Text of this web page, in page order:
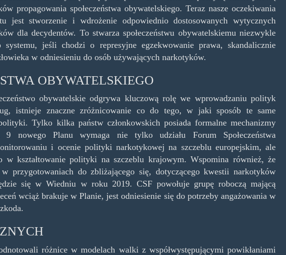
propagowania społeczeństwa obywatelskiego. Teraz nasze oczekiwania
jest stworzenie i wdrożenie odpowiednio dostosowanych wytycznych
dla decydentów. To stwarza społeczeństwu obywatelskiemu niezwykle
jeśli chodzi o represyjne egzekwowanie prawa, skandalicznie
w odniesieniu do osób używających narkotyków.
OBYWATELSKIEGO
obywatelskie odgrywa kluczową rolę we wprowadzaniu polityk
istnieje znaczne zróżnicowanie co do tego, w jaki sposób te same
Tylko kilka państw członkowskich posiada formalne mechanizmy
9 nowego Planu wymaga nie tylko udziału Forum Społeczeństwa
i ocenie polityki narkotykowej na szczeblu europejskim, ale
w kształtowanie polityki na szczeblu krajowym. Wspomina również, że
przygotowaniach do zbliżającego się, dotyczącego kwestii narkotyków
się w Wiedniu w roku 2019. CSF powołuje grupę roboczą mającą
wciąż brakuje w Planie, jest odniesienie się do potrzeby angażowania w
różnice w modelach walki z współwystępującymi powikłaniami